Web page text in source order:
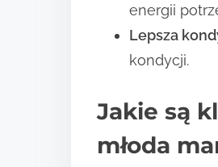
energii
Lepsza
kondycji.
Jakie są
młoda